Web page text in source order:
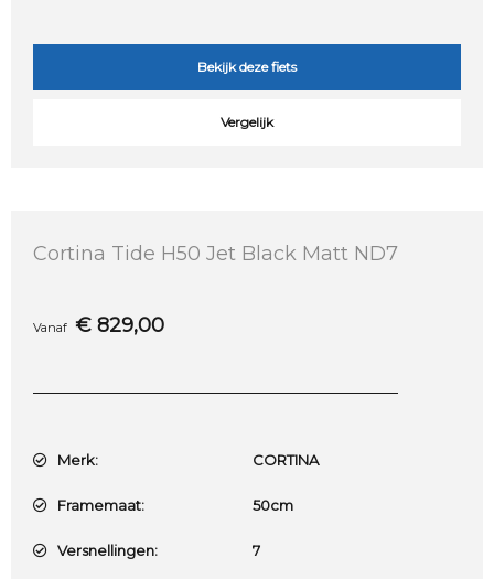
Bekijk deze fiets
Vergelijk
Cortina Tide H50 Jet Black Matt ND7
Vanaf € 829,00
Merk: CORTINA
Framemaat: 50cm
Versnellingen: 7